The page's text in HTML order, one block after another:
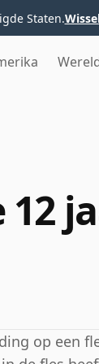
Staten.
12
op een